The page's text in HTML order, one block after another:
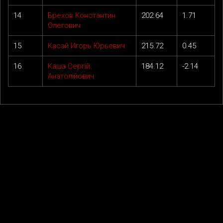
14
Брехов Константин
Олегович
202.64 1.71
15 Касай Игорь Юрьевич 215.72 0.45
16
Каша Сергій
Анатолійович
184.12 -2.14